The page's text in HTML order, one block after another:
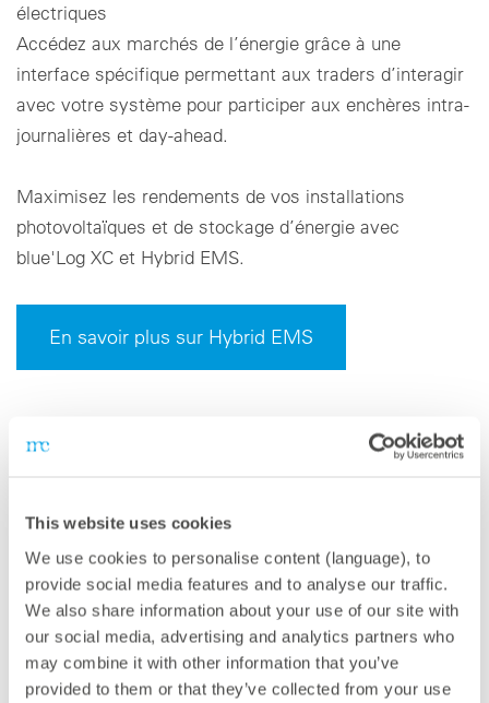
This website uses cookies
We use cookies to personalise content (language), to
provide social media features and to analyse our traffic.
We also share information about your use of our site with
our social media, advertising and analytics partners who
may combine it with other information that you’ve
provided to them or that they’ve collected from your use
électriques
Accédez aux marchés de l’énergie grâce à une
interface spécifique permettant aux traders d’interagir
avec votre système pour participer aux enchères intra-
journalières et day-ahead.
Maximisez les rendements de vos installations
photovoltaïques et de stockage d’énergie avec
blue'Log XC et Hybrid EMS.
En savoir plus sur Hybrid EMS